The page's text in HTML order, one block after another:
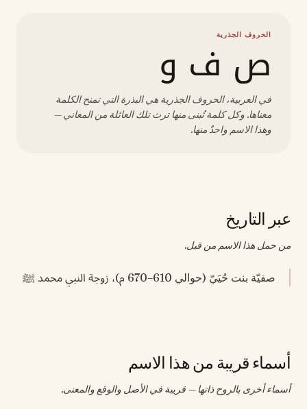
الحروف الجذرية
ص ف و
في العربية، الحروف الجذرية هي البذرة التي تمنح الكلمة
معناها. وكل كلمة تُبنى منها ترث تلك العائلة من المعاني —
وهذا الاسم واحدٌ منها.
عبر التاريخ
من حمل هذا الاسم من قبل.
صفيّة بنت حُيَيّ (حوالي 610–670 م)، زوجة النبي محمد ﷺ
أسماء قريبة من هذا الاسم
أسماء أخرى بالروح ذاتها — قريبة في الأصل والوقع والمعنى.